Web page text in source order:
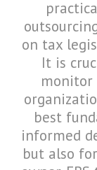
on tax
It is
best
informed
but also